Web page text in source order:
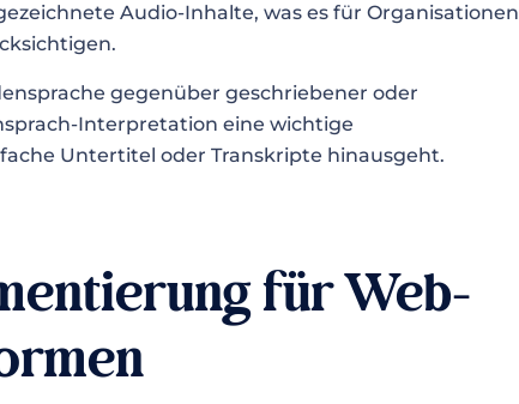
Audio-Inhalte, was es für Organisationen
gegenüber geschriebener oder
Interpretation eine wichtige
Untertitel oder Transkripte hinausgeht.
für Web-